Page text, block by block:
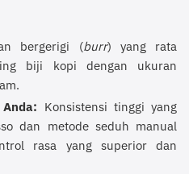
bergerigi (burr) yang rata
biji kopi dengan ukuran
Konsistensi tinggi yang
dan metode seduh manual
rasa yang superior dan